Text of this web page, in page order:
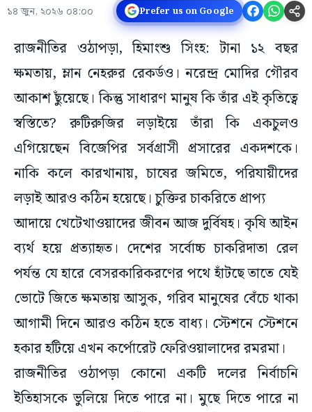
১৪ জুন, ২০২৬ ০৪:০০ Prefer us on Google
রাজনীতির ওঠাপড়া, হিমাংশু সিংহ: টানা ১২ বছর
ক্ষমতায়, ম্লান নেহরুর রেকর্ডও। নরেন্দ্র মোদির গৌরব
আকাশ ছুঁয়েছে। কিন্তু সাধারণ মানুষ কি তাঁর এই কৃতিত্বে
স্বস্তিতে? রুটিরুজির লড়াইয়ে তাঁরা কি একচুলও
এগিয়েছেন বিজেপির সর্বগ্রাসী প্রসারের একদশকে।
নাকি কলে কারখানায়, চাষের জমিতে, পরিযায়ীদের
লড়াই আরও কঠিন হয়েছে। চুক্তির চাকরিতে প্রাপ্য
আদায়ে খেটেখাওয়াদের জীবন আজ দুর্বিষহ। কৃষি আইন
ব্যর্থ হয়ে প্রত্যাহৃত। দেশের সর্বোচ্চ চাকরিদাতা রেল
পর্যন্ত যে হারে বেসরকারিকরণের পথে হাঁটছে তাতে যেই
ভোটে জিতে ক্ষমতায় আসুক, গরিব মানুষের বেঁচে থাকা
আগামী দিনে আরও কঠিন হতে বাধ্য। স্টেশনে স্টেশনে
হকার হটিয়ে এখন কর্পোরেট ফেরিওয়ালাদের রমরমা।
রাজনীতির ওঠাপড়া কোনো একটি দলের নির্বাচনি
ইতিহাসকে ভুলিয়ে দিতে পারে না। মুছে দিতে পারে না